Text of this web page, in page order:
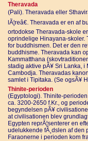
Theravada
(Pali). Theravada eller
lÃ¦reâ€. Theravada er en af
ortodokse Theravada-skole
oprindelige Hinayana-skoler.
for buddhismen. Det er den
buddhisme. Theravada kan
Kammatthana
stadig aktive pÃ¥ Sri Lanka, i
Cambodja. Theravadas
samlet i Tipitaka. (Se ogsÃ¥
Thinite-perioden
(Egyptologi). Thinite-
ca. 3200-2650 f.Kr., og
begyndelsen pÃ¥
at civilisationen blev
Egypten reprÃ¦senterer en
udelukkende fÃ¸dslen af den
Faraonerne i perioden kom